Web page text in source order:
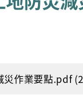
災作業要點.pdf